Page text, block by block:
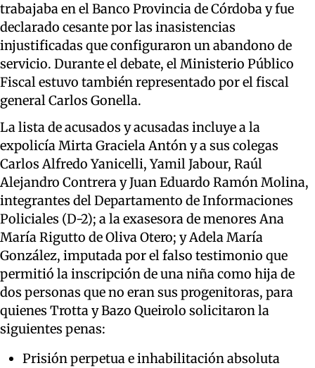
trabajaba en el Banco Provincia de Córdoba y fue
declarado cesante por las inasistencias
injustificadas que configuraron un abandono de
servicio. Durante el debate, el Ministerio Público
Fiscal estuvo también representado por el fiscal
general Carlos Gonella.
La lista de acusados y acusadas incluye a la
expolicía Mirta Graciela Antón y a sus colegas
Carlos Alfredo Yanicelli, Yamil Jabour, Raúl
Alejandro Contrera y Juan Eduardo Ramón Molina,
integrantes del Departamento de Informaciones
Policiales (D-2); a la exasesora de menores Ana
María Rigutto de Oliva Otero; y Adela María
González, imputada por el falso testimonio que
permitió la inscripción de una niña como hija de
dos personas que no eran sus progenitoras, para
quienes Trotta y Bazo Queirolo solicitaron la
siguientes penas:
Prisión perpetua e inhabilitación absoluta